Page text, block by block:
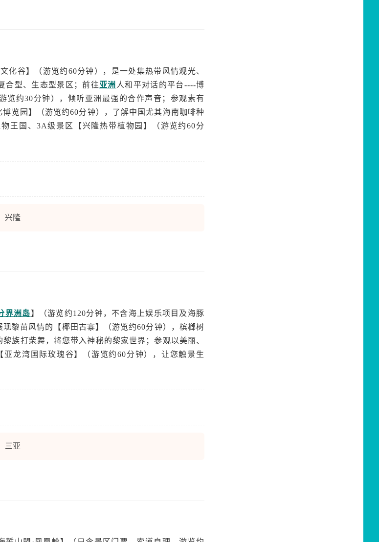
化谷】（游览约60分钟），是一处集热带风情观光、
合型、生态型景区；前往亚洲 人和平对话的平台----博
览约30分钟），倾听亚洲最强的合作声音；参观素有
览园】（游览约60分钟），了解中国尤其海南咖啡种
王国、3A级景区【兴隆热带植物园】（游览约60分
兴隆
界洲岛】（游览约120分钟，不含海上娱乐项目及海豚
黎苗风情的【椰田古寨】（游览约60分钟），槟榔树
族打柴舞，将您带入神秘的黎家世界；参观以美丽、
亚龙湾国际玫瑰谷】（游览约60分钟），让您触景生
三亚